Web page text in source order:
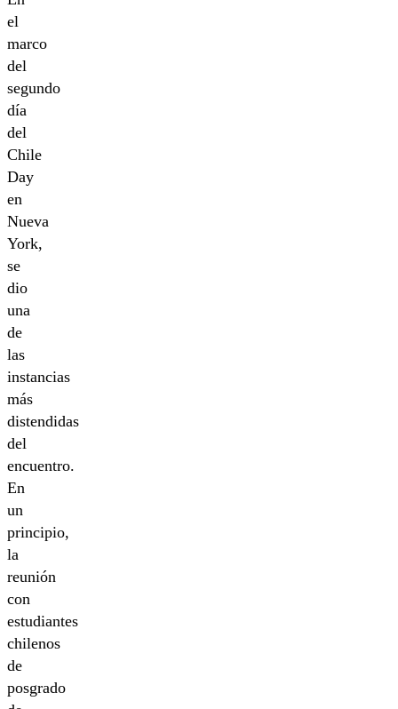
el
marco
del
segundo
día
del
Chile
Day
en
Nueva
York,
se
dio
una
de
las
instancias
más
distendidas
del
encuentro.
En
un
principio,
la
reunión
con
estudiantes
chilenos
de
posgrado